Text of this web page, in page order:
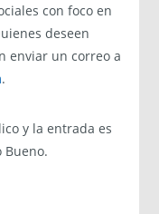
con foco en
deseen
enviar un correo a
.
y la entrada es
Bueno.